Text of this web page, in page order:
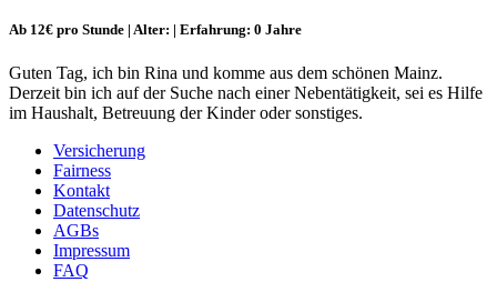
Ab 12€ pro Stunde | Alter: | Erfahrung: 0 Jahre
Guten Tag, ich bin Rina und komme aus dem schönen Mainz.
Derzeit bin ich auf der Suche nach einer Nebentätigkeit, sei es Hilfe
im Haushalt, Betreuung der Kinder oder sonstiges.
Versicherung
Fairness
Kontakt
Datenschutz
AGBs
Impressum
FAQ